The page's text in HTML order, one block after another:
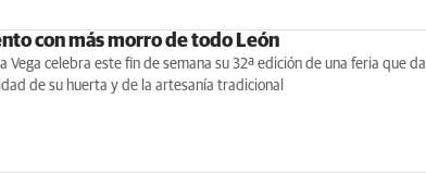
con más morro de todo León
Vega celebra este fin de semana su 32ª edición de una feria que da
de su huerta y de la artesanía tradicional